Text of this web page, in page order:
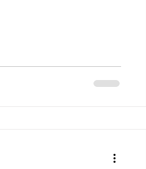
peau. En effet, elle